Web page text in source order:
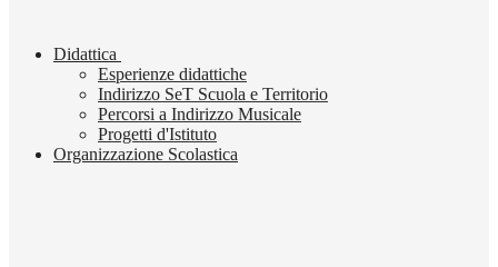
Didattica
Esperienze didattiche
Indirizzo SeT Scuola e Territorio
Percorsi a Indirizzo Musicale
Progetti d'Istituto
Organizzazione Scolastica